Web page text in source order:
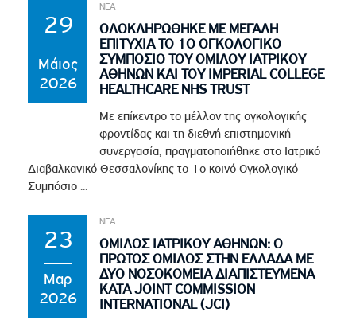
29
Μάιος
2026
ΝΕΑ
ΟΛΟΚΛΗΡΩΘΗΚΕ ΜΕ ΜΕΓΑΛΗ
ΕΠΙΤΥΧΙΑ ΤΟ 1Ο ΟΓΚΟΛΟΓΙΚΟ
ΣΥΜΠΟΣΙΟ ΤΟΥ ΟΜΙΛΟΥ ΙΑΤΡΙΚΟΥ
ΑΘΗΝΩΝ ΚΑΙ ΤΟΥ IMPERIAL COLLEGE
HEALTHCARE NHS TRUST
Με επίκεντρο το μέλλον της ογκολογικής
φροντίδας και τη διεθνή επιστημονική
συνεργασία, πραγματοποιήθηκε στο Ιατρικό
Διαβαλκανικό Θεσσαλονίκης το 1ο κοινό Ογκολογικό
Συμπόσιο ...
23
Μαρ
2026
ΝΕΑ
ΟΜΙΛΟΣ ΙΑΤΡΙΚΟΥ ΑΘΗΝΩΝ: Ο
ΠΡΩΤΟΣ ΟΜΙΛΟΣ ΣΤΗΝ ΕΛΛΑΔΑ ΜΕ
ΔΥΟ ΝΟΣΟΚΟΜΕΙΑ ΔΙΑΠΙΣΤΕΥΜΕΝΑ
ΚΑΤΑ JOINT COMMISSION
INTERNATIONAL (JCI)